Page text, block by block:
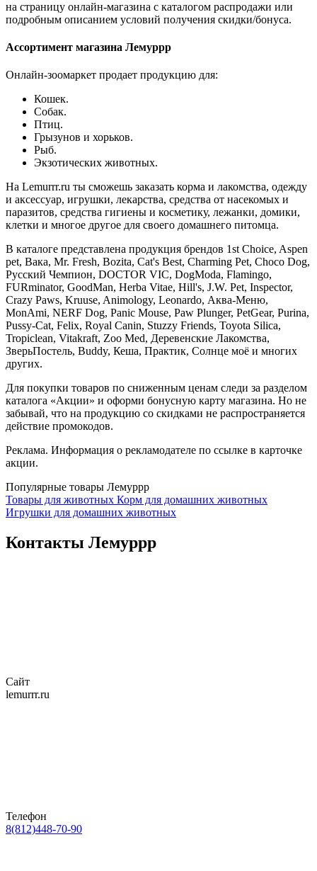
на страницу онлайн-магазина с каталогом распродажи или
подробным описанием условий получения скидки/бонуса.
Ассортимент магазина Лемуррр
Онлайн-зоомаркет продает продукцию для:
Кошек.
Собак.
Птиц.
Грызунов и хорьков.
Рыб.
Экзотических животных.
На Lemurrr.ru ты сможешь заказать корма и лакомства, одежду
и аксессуар, игрушки, лекарства, средства от насекомых и
паразитов, средства гигиены и косметику, лежанки, домики,
клетки и многое другое для своего домашнего питомца.
В каталоге представлена продукция брендов 1st Choice, Aspen
pet, Вака, Mr. Fresh, Bozita, Cat's Best, Charming Pet, Choco Dog,
Русский Чемпион, DOCTOR VIC, DogModa, Flamingo,
FURminator, GoodMan, Herba Vitae, Hill's, J.W. Pet, Inspector,
Crazy Paws, Kruuse, Animology, Leonardo, Аква-Меню,
MonAmi, NERF Dog, Panic Mouse, Paw Plunger, PetGear, Purina,
Pussy-Cat, Felix, Royal Canin, Stuzzy Friends, Toyota Silica,
Tropiclean, Vitakraft, Zoo Med, Деревенские Лакомства,
ЗверьПостель, Buddy, Кеша, Практик, Солнце моё и многих
других.
Для покупки товаров по сниженным ценам следи за разделом
каталога «Акции» и оформи бонусную карту магазина. Но не
забывай, что на продукцию со скидками не распространяется
действие промокодов.
Реклама. Информация о рекламодателе по ссылке в карточке
акции.
Популярные товары Лемуррр
Товары для животных Корм для домашних животных
Игрушки для домашних животных
Контакты Лемуррр
Сайт
lemurrr.ru
Телефон
8(812)448-70-90